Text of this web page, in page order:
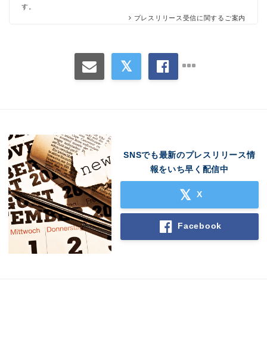
す。
プレスリリース受信に関するご案内
SNSでも最新のプレスリリース情
報をいち早く配信中
X
Facebook